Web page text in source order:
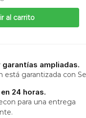
al carrito
garantías ampliadas.
está garantizada con
24 horas.
para una entrega